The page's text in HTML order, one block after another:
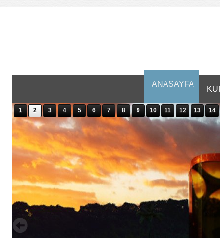
ANASAYFA
1 2 3 4 5 6 7 8 9 10 11 12 13 14